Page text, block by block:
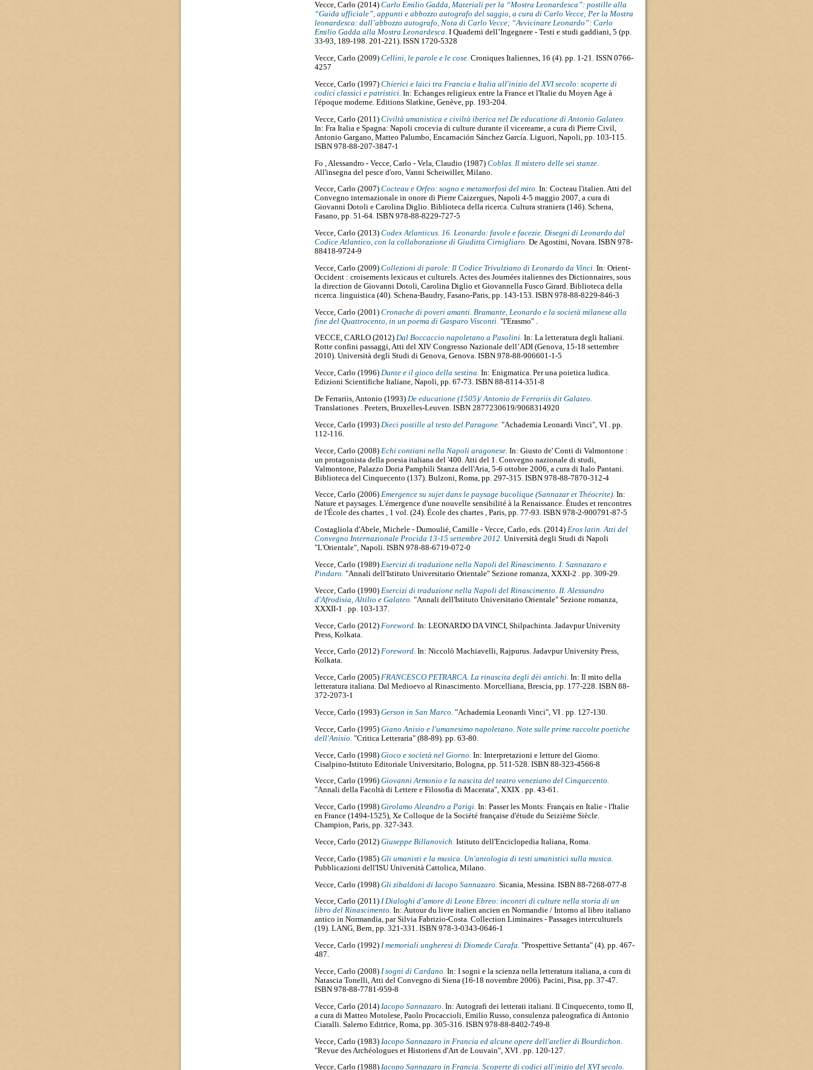
Vecce, Carlo (2014) Carlo Emilio Gadda, Materiali per la “Mostra Leonardesca”: postille alla
“Guida ufficiale”, appunti e abbozzo autografo del saggio, a cura di Carlo Vecce; Per la Mostra
leonardesca: dall’abbozzo autografo, Nota di Carlo Vecce; “Avvicinare Leonardo”: Carlo
Emilio Gadda alla Mostra Leonardesca. I Quaderni dell’Ingegnere - Testi e studi gaddiani, 5 (pp.
33-93, 189-198. 201-221). ISSN 1720-5328
Vecce, Carlo (2009) Cellini, le parole e le cose. Croniques Italiennes, 16 (4). pp. 1-21. ISSN 0766-
4257
Vecce, Carlo (1997) Chierici e laici tra Francia e Italia all'inizio del XVI secolo: scoperte di
codici classici e patristici. In: Echanges religieux entre la France et l'Italie du Moyen Age à
l'époque moderne. Editions Slatkine, Genève, pp. 193-204.
Vecce, Carlo (2011) Civiltà umanistica e civiltà iberica nel De educatione di Antonio Galateo.
In: Fra Italia e Spagna: Napoli crocevia di culture durante il vicereame, a cura di Pierre Civil,
Antonio Gargano, Matteo Palumbo, Encarnación Sánchez García. Liguori, Napoli, pp. 103-115.
ISBN 978-88-207-3847-1
Fo , Alessandro - Vecce, Carlo - Vela, Claudio (1987) Coblas. Il mistero delle sei stanze.
All'insegna del pesce d'oro, Vanni Scheiwiller, Milano.
Vecce, Carlo (2007) Cocteau e Orfeo: sogno e metamorfosi del mito. In: Cocteau l'italien. Atti del
Convegno internazionale in onore di Pierre Caizergues, Napoli 4-5 maggio 2007, a cura di
Giovanni Dotoli e Carolina Diglio. Biblioteca della ricerca. Cultura straniera (146). Schena,
Fasano, pp. 51-64. ISBN 978-88-8229-727-5
Vecce, Carlo (2013) Codex Atlanticus. 16. Leonardo: favole e facezie. Disegni di Leonardo dal
Codice Atlantico, con la collaborazione di Giuditta Cirnigliaro. De Agostini, Novara. ISBN 978-
88418-9724-9
Vecce, Carlo (2009) Collezioni di parole: Il Codice Trivulziano di Leonardo da Vinci. In: Orient-
Occident : croisements lexicaus et culturels. Actes des Journées italiennes des Dictionnaires, sous
la direction de Giovanni Dotoli, Carolina Diglio et Giovannella Fusco Girard. Biblioteca della
ricerca. linguistica (40). Schena-Baudry, Fasano-Paris, pp. 143-153. ISBN 978-88-8229-846-3
Vecce, Carlo (2001) Cronache di poveri amanti. Bramante, Leonardo e la società milanese alla
fine del Quattrocento, in un poema di Gasparo Visconti. "l'Erasmo" .
VECCE, CARLO (2012) Dal Boccaccio napoletano a Pasolini. In: La letteratura degli Italiani.
Rotte confini passaggi, Atti del XIV Congresso Nazionale dell’ADI (Genova, 15-18 settembre
2010). Università degli Studi di Genova, Genova. ISBN 978-88-906601-1-5
Vecce, Carlo (1996) Dante e il gioco della sestina. In: Enigmatica. Per una poietica ludica.
Edizioni Scientifiche Italiane, Napoli, pp. 67-73. ISBN 88-8114-351-8
De Ferrariis, Antonio (1993) De educatione (1505)/ Antonio de Ferrariis dit Galateo.
Translationes . Peeters, Bruxelles-Leuven. ISBN 2877230619/9068314920
Vecce, Carlo (1993) Dieci postille al testo del Paragone. "Achademia Leonardi Vinci", VI . pp.
112-116.
Vecce, Carlo (2008) Echi contiani nella Napoli aragonese. In: Giusto de' Conti di Valmontone :
un protagonista della poesia italiana del '400. Atti del 1. Convegno nazionale di studi,
Valmontone, Palazzo Doria Pamphili Stanza dell'Aria, 5-6 ottobre 2006, a cura di Italo Pantani.
Biblioteca del Cinquecento (137). Bulzoni, Roma, pp. 297-315. ISBN 978-88-7870-312-4
Vecce, Carlo (2006) Emergence su sujet dans le paysage bucolique (Sannazar et Théocrite). In:
Nature et paysages. L'émergence d'une nouvelle sensibilité à la Renaissance. Études et rencontres
de l'École des chartes , 1 vol. (24). École des chartes , Paris, pp. 77-93. ISBN 978-2-900791-87-5
Costagliola d'Abele, Michele - Dumoulié, Camille - Vecce, Carlo, eds. (2014) Eros latin. Atti del
Convegno Internazionale Procida 13-15 settembre 2012. Università degli Studi di Napoli
"L'Orientale", Napoli. ISBN 978-88-6719-072-0
Vecce, Carlo (1989) Esercizi di traduzione nella Napoli del Rinascimento. I: Sannazaro e
Pindaro. "Annali dell'Istituto Universitario Orientale" Sezione romanza, XXXI-2 . pp. 309-29.
Vecce, Carlo (1990) Esercizi di traduzione nella Napoli del Rinascimento. II. Alessandro
d'Afrodisia, Altilio e Galateo. "Annali dell'Istituto Universitario Orientale" Sezione romanza,
XXXII-1 . pp. 103-137.
Vecce, Carlo (2012) Foreword. In: LEONARDO DA VINCI, Shilpachinta. Jadavpur University
Press, Kolkata.
Vecce, Carlo (2012) Foreword. In: Niccolò Machiavelli, Rajpurus. Jadavpur University Press,
Kolkata.
Vecce, Carlo (2005) FRANCESCO PETRARCA. La rinascita degli dèi antichi. In: Il mito della
letteratura italiana. Dal Medioevo al Rinascimento. Morcelliana, Brescia, pp. 177-228. ISBN 88-
372-2073-1
Vecce, Carlo (1993) Gerson in San Marco. "Achademia Leonardi Vinci", VI . pp. 127-130.
Vecce, Carlo (1995) Giano Anisio e l'umanesimo napoletano. Note sulle prime raccolte poetiche
dell'Anisio. "Critica Letteraria" (88-89). pp. 63-80.
Vecce, Carlo (1998) Gioco e società nel Giorno. In: Interpretazioni e letture del Giorno.
Cisalpino-Istituto Editoriale Universitario, Bologna, pp. 511-528. ISBN 88-323-4566-8
Vecce, Carlo (1996) Giovanni Armonio e la nascita del teatro veneziano del Cinquecento.
"Annali della Facoltà di Lettere e Filosofia di Macerata", XXIX . pp. 43-61.
Vecce, Carlo (1998) Girolamo Aleandro a Parigi. In: Passer les Monts: Français en Italie - l'Italie
en France (1494-1525), Xe Colloque de la Société française d'étude du Seizième Siècle.
Champion, Paris, pp. 327-343.
Vecce, Carlo (2012) Giuseppe Billanovich. Istituto dell'Enciclopedia Italiana, Roma.
Vecce, Carlo (1985) Gli umanisti e la musica. Un'antologia di testi umanistici sulla musica.
Pubblicazioni dell'ISU Università Cattolica, Milano.
Vecce, Carlo (1998) Gli zibaldoni di Iacopo Sannazaro. Sicania, Messina. ISBN 88-7268-077-8
Vecce, Carlo (2011) I Dialoghi d’amore di Leone Ebreo: incontri di culture nella storia di un
libro del Rinascimento. In: Autour du livre italien ancien en Normandie / Intorno al libro italiano
antico in Normandia, par Silvia Fabrizio-Costa. Collection Liminaires - Passages interculturels
(19). LANG, Bern, pp. 321-331. ISBN 978-3-0343-0646-1
Vecce, Carlo (1992) I memoriali ungheresi di Diomede Carafa. "Prospettive Settanta" (4). pp. 467-
487.
Vecce, Carlo (2008) I sogni di Cardano. In: I sogni e la scienza nella letteratura italiana, a cura di
Natascia Tonelli, Atti del Convegno di Siena (16-18 novembre 2006). Pacini, Pisa, pp. 37-47.
ISBN 978-88-7781-959-8
Vecce, Carlo (2014) Iacopo Sannazaro. In: Autografi dei letterati italiani. Il Cinquecento, tomo II,
a cura di Matteo Motolese, Paolo Procaccioli, Emilio Russo, consulenza paleografica di Antonio
Ciaralli. Salerno Editrice, Roma, pp. 305-316. ISBN 978-88-8402-749-8
Vecce, Carlo (1983) Iacopo Sannazaro in Francia ed alcune opere dell'atelier di Bourdichon.
"Revue des Archéologues et Historiens d'Art de Louvain", XVI . pp. 120-127.
Vecce, Carlo (1988) Iacopo Sannazaro in Francia. Scoperte di codici all'inizio del XVI secolo.